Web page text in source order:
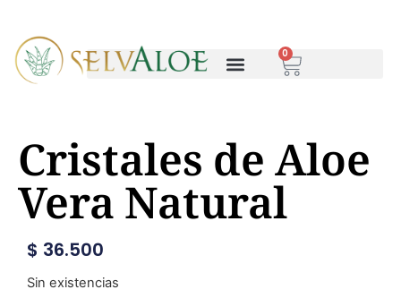
0
Cristales de Aloe
Vera Natural
$ 36.500
Sin existencias